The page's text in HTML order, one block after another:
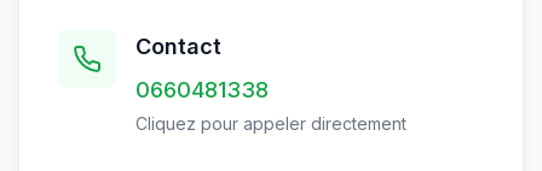
Contact
0660481338
Cliquez pour appeler directement